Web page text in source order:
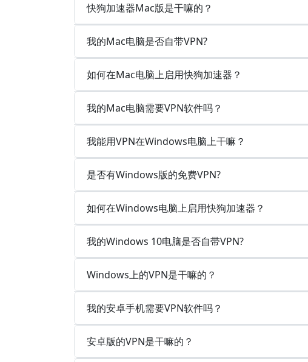
快狗加速器Mac版是干嘛的？
我的Mac电脑是否自带VPN?
如何在Mac电脑上启用快狗加速器？
我的Mac电脑需要VPN软件吗？
我能用VPN在Windows电脑上干嘛？
是否有Windows版的免费VPN?
如何在Windows电脑上启用快狗加速器？
我的Windows 10电脑是否自带VPN?
Windows上的VPN是干嘛的？
我的安卓手机需要VPN软件吗？
安卓版的VPN是干嘛的？